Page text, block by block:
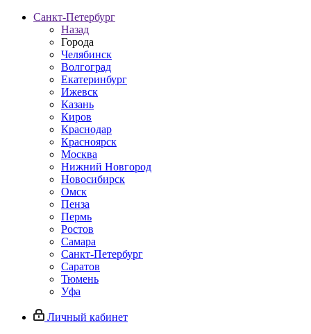
Санкт-Петербург
Назад
Города
Челябинск
Волгоград
Екатеринбург
Ижевск
Казань
Киров
Краснодар
Красноярск
Москва
Нижний Новгород
Новосибирск
Омск
Пенза
Пермь
Ростов
Самара
Санкт-Петербург
Саратов
Тюмень
Уфа
Личный кабинет